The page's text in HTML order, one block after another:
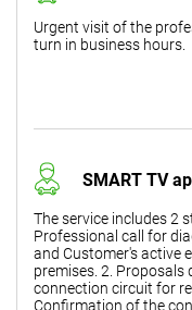
Urgent visit of the
turn in business hours.
SMART TV
The service includes 2
Professional call for
and Customer's active
premises. 2.
connection circuit for
Confirmation of the